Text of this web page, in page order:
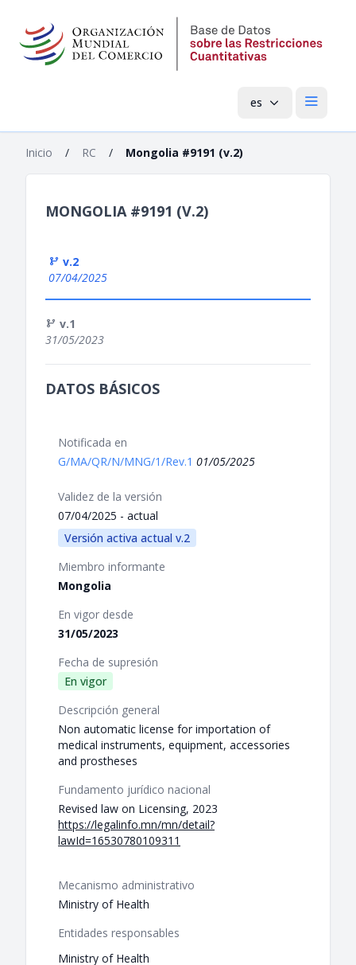
es Menú
Inicio / RC / Mongolia #9191 (v.2)
MONGOLIA #9191 (V.2)
v.2
07/04/2025
v.1
31/05/2023
DATOS BÁSICOS
Notificada en
G/MA/QR/N/MNG/1/Rev.1 01/05/2025
Validez de la versión
07/04/2025 - actual
Versión activa actual v.2
Miembro informante
Mongolia
En vigor desde
31/05/2023
Fecha de supresión
En vigor
Descripción general
Non automatic license for importation of
medical instruments, equipment, accessories
and prostheses
Fundamento jurídico nacional
Revised law on Licensing, 2023
https://legalinfo.mn/mn/detail?
lawId=16530780109311
Mecanismo administrativo
Ministry of Health
Entidades responsables
Ministry of Health